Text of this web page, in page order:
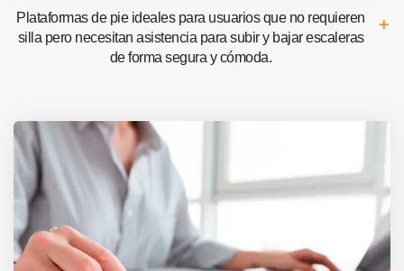
Plataformas de pie ideales para usuarios que no requieren
silla pero necesitan asistencia para subir y bajar escaleras
de forma segura y cómoda.